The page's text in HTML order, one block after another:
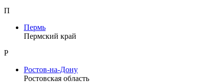
П
Пермь
Пермский край
Р
Ростов-на-Дону
Ростовская область